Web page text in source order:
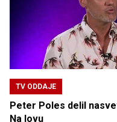
TV ODDAJE
Peter Poles delil
Na lovu